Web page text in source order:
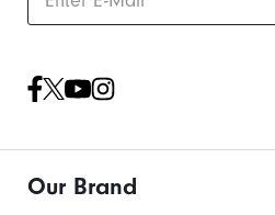
Our Brand